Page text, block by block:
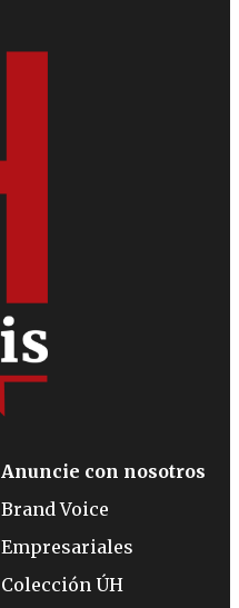
Anuncie con nosotros
Brand Voice
Empresariales
Colección ÚH